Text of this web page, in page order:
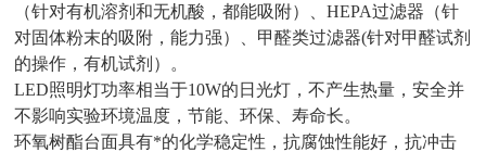
（针对有机溶剂和无机酸，都能吸附）、HEPA过滤器（针
对固体粉末的吸附，能力强）、甲醛类过滤器(针对甲醛试剂
的操作，有机试剂）。
LED照明灯功率相当于10W的日光灯，不产生热量，安全并
不影响实验环境温度，节能、环保、寿命长。
环氧树酯台面具有*的化学稳定性，抗腐蚀性能好，抗冲击